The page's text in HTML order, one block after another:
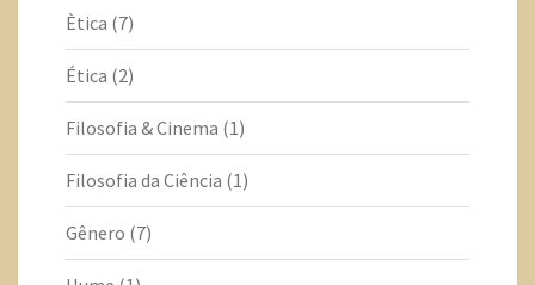
Ètica (7)
Ética (2)
Filosofia & Cinema (1)
Filosofia da Ciência (1)
Gênero (7)